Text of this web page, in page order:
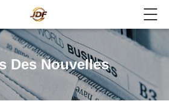
Des Nouvelles